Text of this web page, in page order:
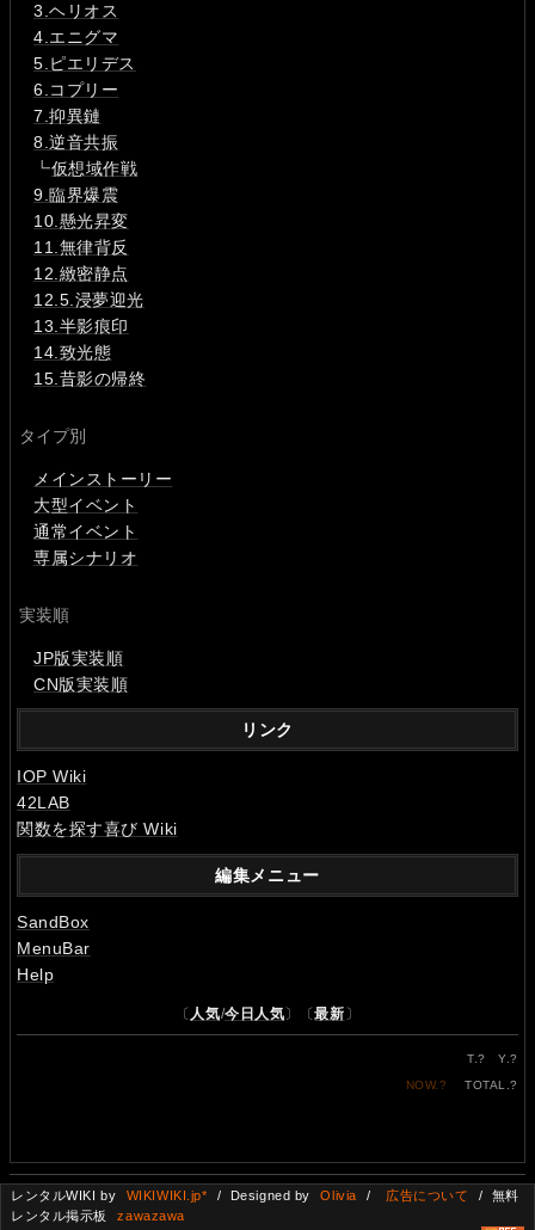
3.ヘリオス
4.エニグマ
5.ピエリデス
6.コプリー
7.抑異鏈
8.逆音共振
┗仮想域作戦
9.臨界爆震
10.懸光昇変
11.無律背反
12.緻密静点
12.5.浸夢迎光
13.半影痕印
14.致光態
15.昔影の帰終
タイプ別
メインストーリー
大型イベント
通常イベント
専属シナリオ
実装順
JP版実装順
CN版実装順
リンク
IOP Wiki
42LAB
関数を探す喜び Wiki
編集メニュー
SandBox
MenuBar
Help
〔 人気/今日人気〕〔最新〕
T.? Y.?
NOW.? TOTAL.?
レンタルWIKI by WIKIWIKI.jp* / Designed by Olivia / 広告について
/ 無料
レンタル掲示板
zawazawa